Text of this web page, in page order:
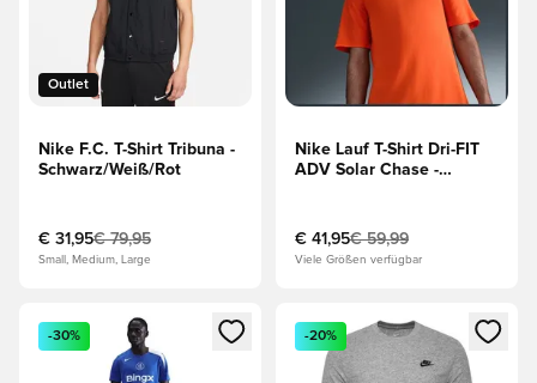
Outlet
Nike F.C. T-Shirt Tribuna -
Schwarz/Weiß/Rot
€ 31,95€ 79,95
Small, Medium, Large
Nike Lauf T-Shirt Dri-FIT
ADV Solar Chase -
€ 41,95€ 59,99
Viele Größen verfügbar
Öffnet ein Fenster zum Anmelden oder Registrieren als
-30%
Öffnet ein Fenster zum
-20%